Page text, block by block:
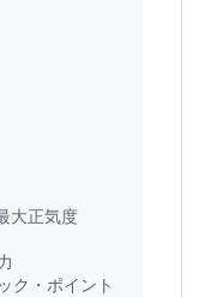
大正気度
・ポイント